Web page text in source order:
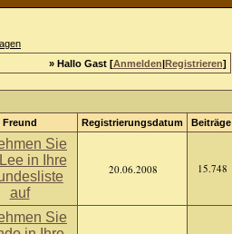
» Hallo Gast [Anmelden|Registrieren]
Freund Registrierungsdatum Beiträge
20.06.2008 15.748